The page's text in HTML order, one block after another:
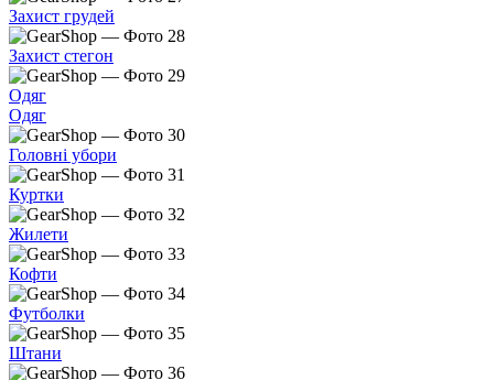
Захист грудей
Захист стегон
Одяг
Одяг
Головні убори
Куртки
Жилети
Кофти
Футболки
Штани